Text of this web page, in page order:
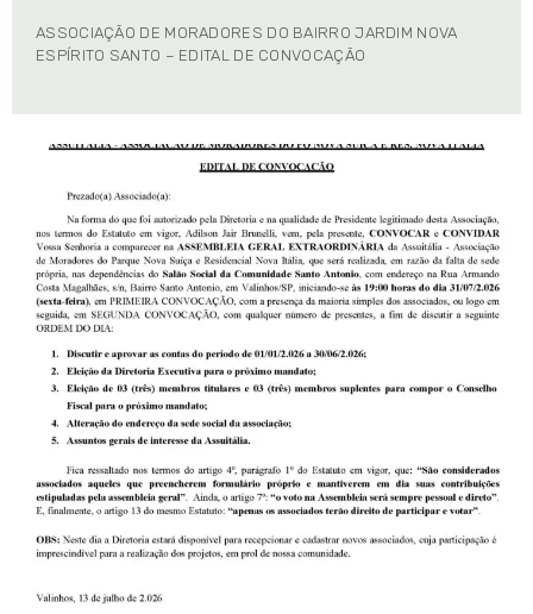
ASSOCIAÇÃO DE MORADORES DO BAIRRO JARDIM NOVA
ESPÍRITO SANTO – EDITAL DE CONVOCAÇÃO